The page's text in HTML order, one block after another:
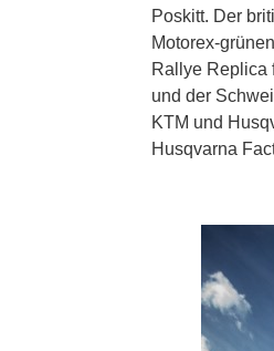
Poskitt. Der
Motorex-
Rallye Replica
und der
KTM und
Husqvarna